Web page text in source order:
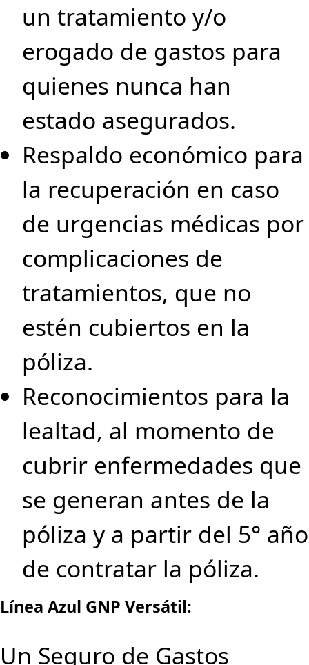
un tratamiento y/o
erogado de gastos para
quienes nunca han
estado asegurados.
Respaldo económico para
la recuperación en caso
de urgencias médicas por
complicaciones de
tratamientos, que no
estén cubiertos en la
póliza.
Reconocimientos para la
lealtad, al momento de
cubrir enfermedades que
se generan antes de la
póliza y a partir del 5° año
de contratar la póliza.
Línea Azul GNP Versátil:
Un Seguro de Gastos